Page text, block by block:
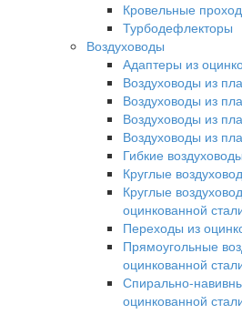
Кровельные
Турбодефлекторы
Воздуховоды
Адаптеры из
Воздуховоды из
Воздуховоды из
Воздуховоды из
Воздуховоды из
Гибкие воздуховоды
Круглые
Круглые
оцинкованной
Переходы из
Прямоугольные
оцинкованной
Спирально-
оцинкованной